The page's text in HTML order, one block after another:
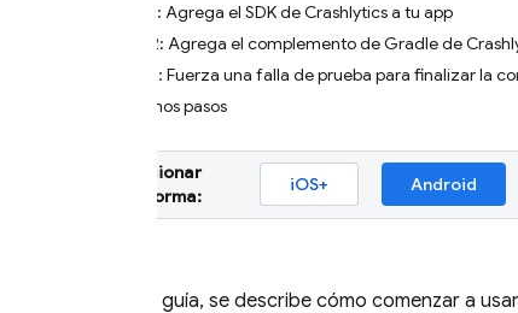
Paso 1: Agrega el SDK de Crashlytics a tu app
Paso 2: Agrega el complemento de Gradle de
Paso 3: Fuerza una falla de prueba para finalizar la
Próximos pasos
Seleccionar
plataforma:
iOS+ Android
En esta guía, se describe cómo comenzar a usar